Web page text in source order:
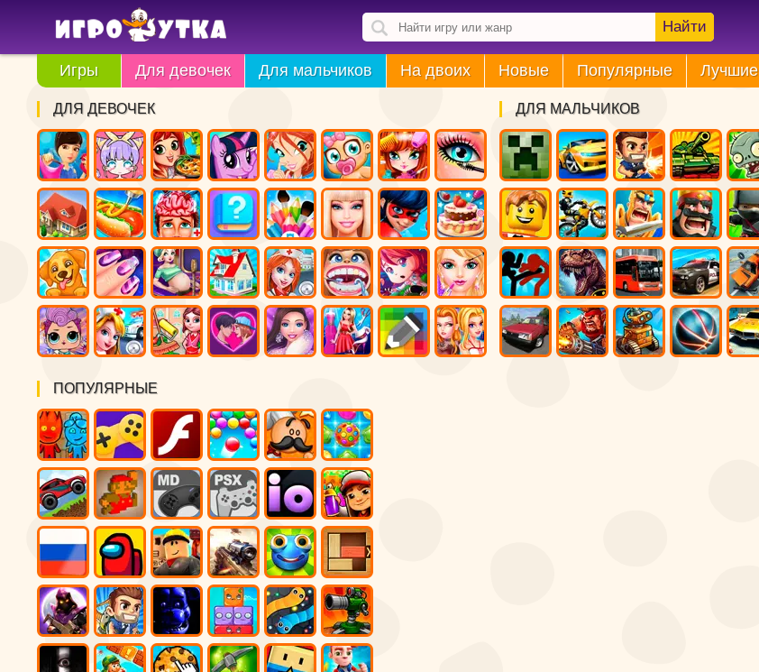
Найти
Игры Для девочек Для мальчиков На двоих Новые Популярные Лучшие
ДЛЯ МАЛЬЧИКОВ
ДЛЯ ДЕВОЧЕК
ПОПУЛЯРНЫЕ